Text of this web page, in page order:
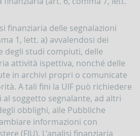
finanziaria delle segnalazioni
1, lett. a) avvalendosi dei
degli studi compiuti, delle
attività ispettiva, nonché delle
in archivi propri o comunicate
A tali fini la UIF può richiedere
soggetto segnalante, ad altri
obblighi, alle Pubbliche
informazioni con
(FIU). L'analisi finanziaria